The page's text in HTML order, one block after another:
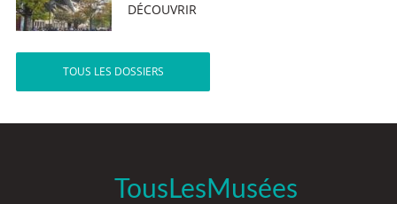
DÉCOUVRIR
TOUS LES DOSSIERS
TousLesMusées